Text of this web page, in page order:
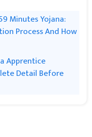
Minutes Yojana:
Process And How
Apprentice
Detail Before